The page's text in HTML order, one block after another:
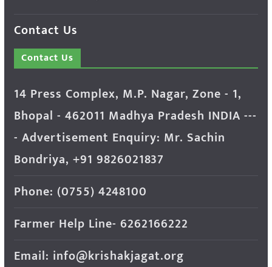
Contact Us
Contact Us
14 Press Complex, M.P. Nagar, Zone - 1,
Bhopal - 462011 Madhya Pradesh INDIA ---
- Advertisement Enquiry: Mr. Sachin
Bondriya, +91 9826021837
Phone: (0755) 4248100
Farmer Help Line- 6262166222
Email: info@krishakjagat.org